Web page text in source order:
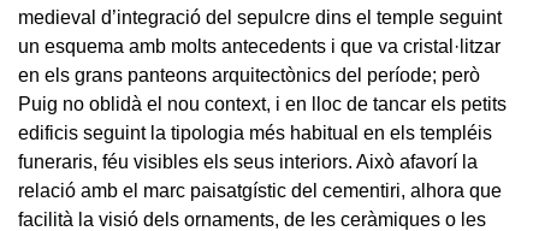
medieval d’integració del sepulcre dins el temple seguint
un esquema amb molts antecedents i que va cristal·litzar
en els grans panteons arquitectònics del període; però
Puig no oblidà el nou context, i en lloc de tancar els petits
edificis seguint la tipologia més habitual en els templéis
funeraris, féu visibles els seus interiors. Això afavorí la
relació amb el marc paisatgístic del cementiri, alhora que
facilità la visió dels ornaments, de les ceràmiques o les